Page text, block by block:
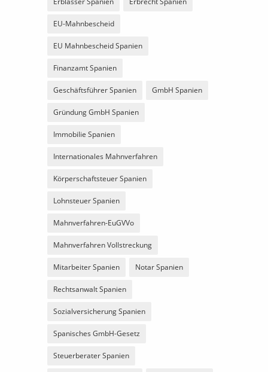
EU-Mahnbescheid
EU Mahnbescheid Spanien
Finanzamt Spanien
Geschäftsführer Spanien GmbH Spanien
Gründung GmbH Spanien
Immobilie Spanien
Internationales Mahnverfahren
Körperschaftsteuer Spanien
Lohnsteuer Spanien
Mahnverfahren-EuGVVo
Mahnverfahren Vollstreckung
Mitarbeiter Spanien Notar Spanien
Rechtsanwalt Spanien
Sozialversicherung Spanien
Spanisches GmbH-Gesetz
Steuerberater Spanien